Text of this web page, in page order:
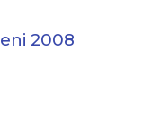
2008